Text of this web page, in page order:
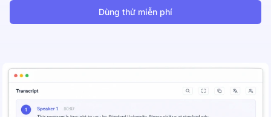
Dùng thử miễn phí